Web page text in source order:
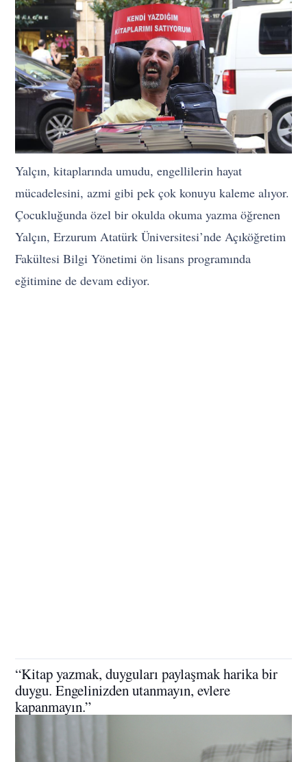
Yalçın, kitaplarında umudu, engellilerin hayat
mücadelesini, azmi gibi pek çok konuyu kaleme alıyor.
Çocukluğunda özel bir okulda okuma yazma öğrenen
Yalçın, Erzurum Atatürk Üniversitesi’nde Açıköğretim
Fakültesi Bilgi Yönetimi ön lisans programında
eğitimine de devam ediyor.
“Kitap yazmak, duyguları paylaşmak harika bir
duygu. Engelinizden utanmayın, evlere
kapanmayın.”